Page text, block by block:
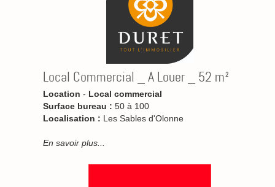
Local Commercial _ A Louer _ 52 m²
Location - Local commercial
Surface bureau : 50 à 100
Localisation : Les Sables d'Olonne
En savoir plus...